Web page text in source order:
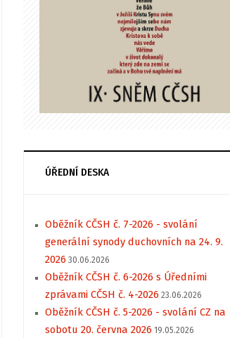
ÚŘEDNÍ DESKA
Oběžník CČSH č. 7-2026 - svolání
generální synody duchovních na 24. 9.
2026 30.06.2026
Oběžník CČSH č. 6-2026 s Úředními
zprávami CČSH č. 4-2026 23.06.2026
Oběžník CČSH č. 5-2026 - svolání CZ na
sobotu 20. června 2026 19.05.2026